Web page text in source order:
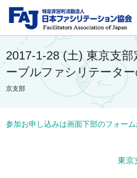
2017-1-28 (土) 東京支
ーブルファシリテーター
京支部
参加お申し込みは画面下部のフォーム
東京